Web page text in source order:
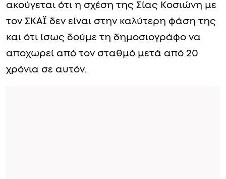
ακούγεται ότι η σχέση της Σίας Κοσιώνη με
τον ΣΚΑΪ δεν είναι στην καλύτερη φάση της
και ότι ίσως δούμε τη δημοσιογράφο να
αποχωρεί από τον σταθμό μετά από 20
χρόνια σε αυτόν.